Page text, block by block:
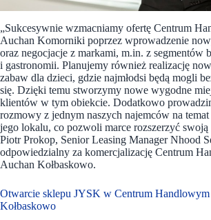
„Sukcesywnie wzmacniamy ofertę Centrum
Auchan Komorniki poprzez wprowadzenie
oraz negocjacje z markami, m.in. z segmentów
i gastronomii. Planujemy również realizację
zabaw dla dzieci, gdzie najmłodsi będą mogli
się. Dzięki temu stworzymy nowe wygodne
klientów w tym obiekcie. Dodatkowo
rozmowy z jednym naszych najemców na
jego lokalu, co pozwoli marce rozszerzyć
Piotr Prokop, Senior Leasing Manager Nhood
odpowiedzialny za komercjalizację Centrum
Auchan Kołbaskowo.
Otwarcie sklepu JYSK w Centrum Handlowym
Kołbaskowo